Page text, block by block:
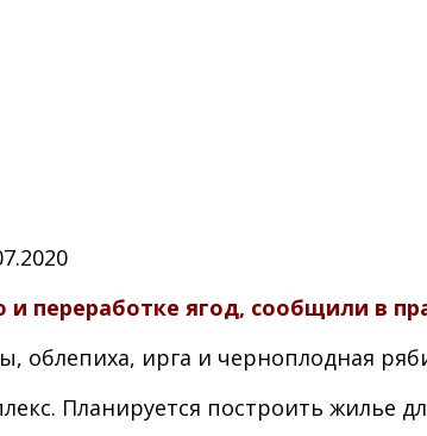
переработке ягод, сообщили в
облепиха, ирга и черноплодная
Планируется построить жилье